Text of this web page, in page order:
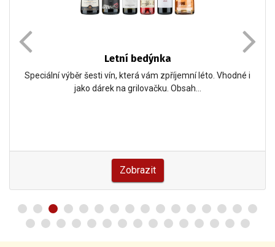
Letní bedýnka
Speciální výběr šesti vín, která vám zpříjemní léto. Vhodné i
jako dárek na grilovačku. Obsah…
Zobrazit